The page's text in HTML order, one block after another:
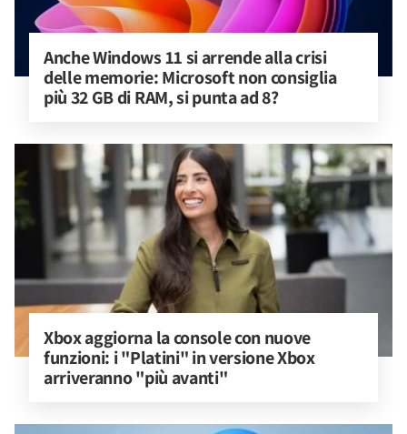
Anche Windows 11 si arrende alla crisi
delle memorie: Microsoft non consiglia
più 32 GB di RAM, si punta ad 8?
Xbox aggiorna la console con nuove
funzioni: i "Platini" in versione Xbox
arriveranno "più avanti"